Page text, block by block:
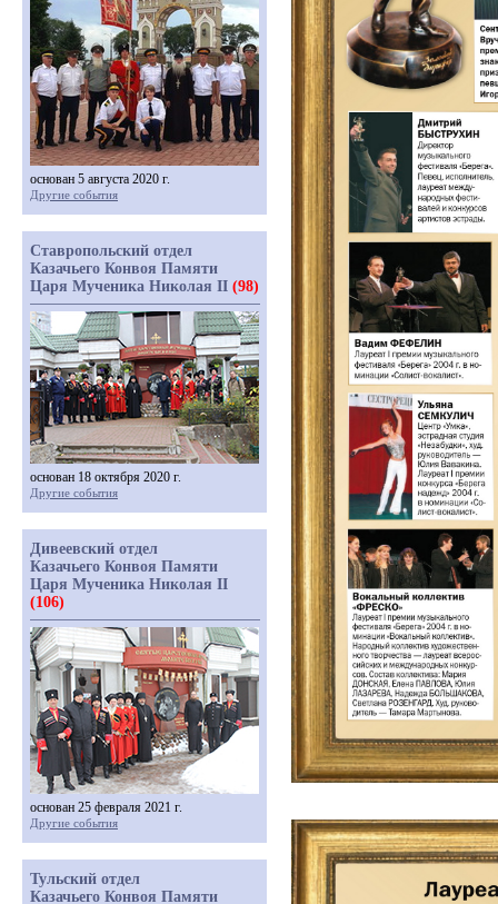
основан 5 августа 2020 г.
Другие события
Ставропольский отдел
Казачьего Конвоя Памяти
Царя Мученика Николая II (98)
основан 18 октября 2020 г.
Другие события
Дивеевский отдел
Казачьего Конвоя Памяти
Царя Мученика Николая II
(106)
основан 25 февраля 2021 г.
Другие события
Тульский отдел
Казачьего Конвоя Памяти